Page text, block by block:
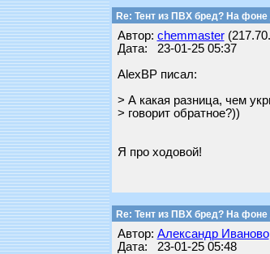
Re: Тент из ПВХ бред? На
Автор: chemmaster
Дата: 23-01-25 05:37
AlexBP писал:
> А какая разница, чем
> говорит обратное?))
Я про ходовой!
Re: Тент из ПВХ бред? На
Автор: Александр Иваново
Дата: 23-01-25 05:48